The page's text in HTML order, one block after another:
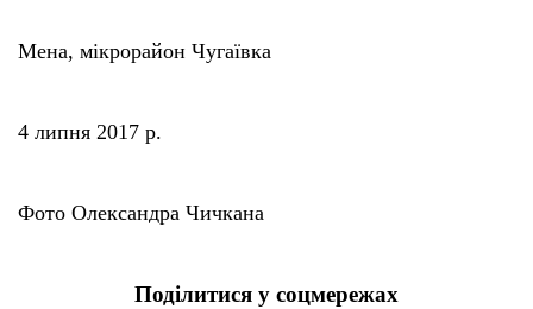
Мена, мікрорайон Чугаївка
4 липня 2017 р.
Фото Олександра Чичкана
Поділитися у соцмережах